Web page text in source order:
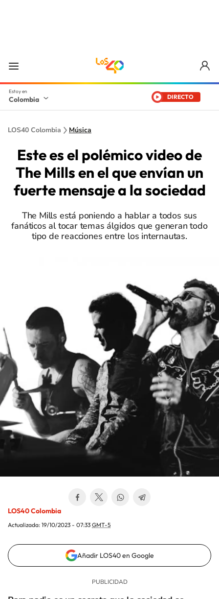
Colombia DIRECTO
LOS40 Colombia Música
Este es el polémico video de
The Mills en el que envían un
fuerte mensaje a la sociedad
The Mills está poniendo a hablar a todos sus
fanáticos al tocar temas álgidos que generan todo
tipo de reacciones entre los internautas.
LOS40 Colombia
Actualizada: 19/10/2023 - 07:33 GMT-5
Añadir LOS40 en Google